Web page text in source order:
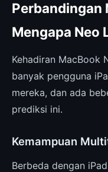
Perbandingan
Mengapa Neo
Kehadiran MacBook
banyak pengguna
mereka, dan ada
prediksi ini.
Kemampuan
Berbeda dengan